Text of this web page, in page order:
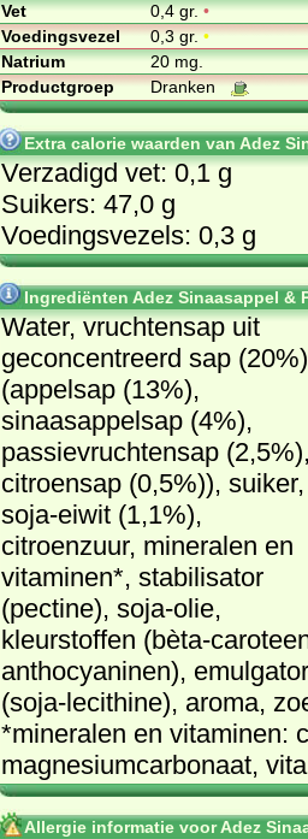
Vet
0,4 gr.•
Voedingsvezel
0,3 gr.•
Natrium
20 mg.
Productgroep
Dranken
Extra calorie waarden van Adez
Verzadigd vet: 0,1 g
Suikers: 47,0 g
Voedingsvezels: 0,3 g
Ingrediënten Adez Sinaasappel &
Water, vruchtensap uit
geconcentreerd sap (20%)
(appelsap (13%),
sinaasappelsap (4%),
passievruchtensap
citroensap (0,5%)), suiker,
soja-eiwit (1,1%),
citroenzuur, mineralen en
vitaminen*, stabilisator
(pectine), soja-olie,
kleurstoffen (bèta-
anthocyaninen), emulgator
(soja-lecithine), aroma,
*mineralen en vitaminen:
magnesiumcarbonaat,
Allergie informatie voor Adez